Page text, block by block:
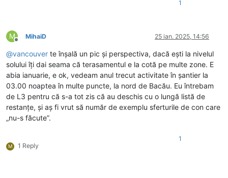
1
M
Deconectat
MihaiD 25 ian. 2025, 14:56
@vancouver te înșală un pic și perspectiva, dacă ești la nivelul
solului îți dai seama că terasamentul e la cotă pe multe zone. E
abia ianuarie, e ok, vedeam anul trecut activitate în șantier la
03.00 noaptea în multe puncte, la nord de Bacău. Eu întrebam
de L3 pentru că s-a tot zis că au deschis cu o lungă listă de
restanțe, și aș fi vrut să număr de exemplu sferturile de con care
„nu-s făcute”.
M 1 Reply
1